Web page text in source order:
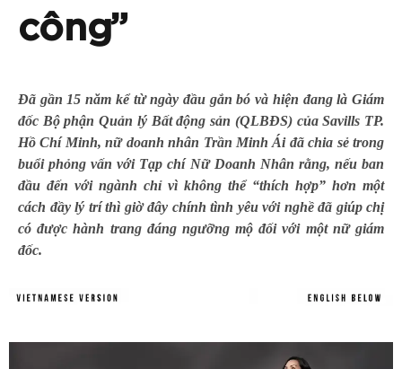
công”
Đã gần 15 năm kể từ ngày đầu gắn bó và hiện đang là Giám
đốc Bộ phận Quản lý Bất động sản (QLBĐS) của Savills TP.
Hồ Chí Minh, nữ doanh nhân Trần Minh Ái đã chia sẻ trong
buổi phỏng vấn với Tạp chí Nữ Doanh Nhân rằng, nếu ban
đầu đến với ngành chỉ vì không thể “thích hợp” hơn một
cách đầy lý trí thì giờ đây chính tình yêu với nghề đã giúp chị
có được hành trang đáng ngưỡng mộ đối với một nữ giám
đốc.